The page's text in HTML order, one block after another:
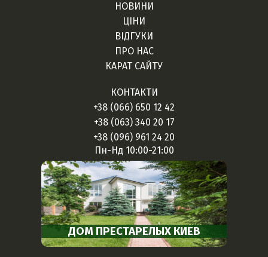
НОВИНИ
ЦІНИ
ВІДГУКИ
ПРО НАС
КАРАТ САЙТУ
КОНТАКТИ
+38 (066) 650 12 42
+38 (063) 340 20 17
+38 (096) 961 24 20
Пн-Нд 10:00-21:00
ДОМ ПРЕСТАРЕЛЫХ КИЕВ